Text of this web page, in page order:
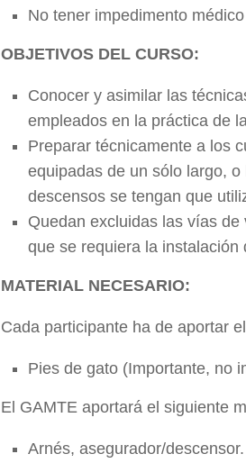
No tener impedimento
OBJETIVOS DEL CURSO:
Conocer y asimilar las
empleados en la práctica de
Preparar técnicamente a los
equipadas de un sólo largo,
descensos se tengan que
Quedan excluidas las vías
que se requiera la instalación
MATERIAL NECESARIO:
Cada participante ha de aportar
Pies de gato (Importante, no
El GAMTE aportará el siguiente
Arnés, asegurador/descensor.